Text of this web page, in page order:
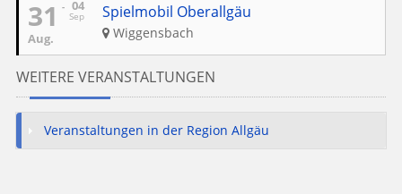
04
Sep
31
Aug.
Spielmobil Oberallgäu
Wiggensbach
WEITERE VERANSTALTUNGEN
Veranstaltungen in der Region Allgäu